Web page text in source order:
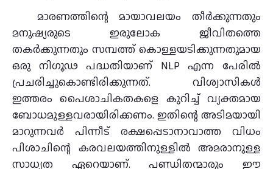
മാരണത്തിന്റെ മായാവലയം തീര്‍ക്കുന്നതും
മനുഷ്യരുടെ ഇരുലോക ജീവിതത്തെ
തകര്‍ക്കുന്നതും സമ്പത്ത് കൊള്ളയടിക്കുന്നതുമായ
ഒരു നിഗൂഢ പദ്ധതിയാണ് NLP എന്ന പേരില്‍
പ്രചരിച്ചുകൊണ്ടിരിക്കുന്നത്. വിശ്വാസികള്‍
ഇത്തരം പൈശാചികതകളെ കുറിച്ച് വ്യക്തമായ
ബോധമുള്ളവരായിരിക്കണം. ഇതിന്റെ അടിമയായി
മാറുന്നവര്‍ പിന്നീട് രക്ഷപ്പെടാനാവാത്ത വിധം
പിശാചിന്റെ കരവലയത്തിനുള്ളില്‍ അമരാനുള്ള
സാധ്യത ഏറെയാണ്. പണ്ഡിതന്മാരും ഈ